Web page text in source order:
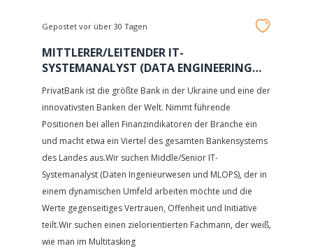
Gepostet vor über 30 Tagen
MITTLERER/LEITENDER IT-
SYSTEMANALYST (DATA ENGINEERING
UND MLOPS)
PrivatBank ist die größte Bank in der Ukraine und eine der
innovativsten Banken der Welt. Nimmt führende
Positionen bei allen Finanzindikatoren der Branche ein
und macht etwa ein Viertel des gesamten Bankensystems
des Landes aus.Wir suchen Middle/Senior IT-
Systemanalyst (Daten Ingenieurwesen und MLOPS), der in
einem dynamischen Umfeld arbeiten möchte und die
Werte gegenseitiges Vertrauen, Offenheit und Initiative
teilt.Wir suchen einen zielorientierten Fachmann, der weiß,
wie man im Multitasking